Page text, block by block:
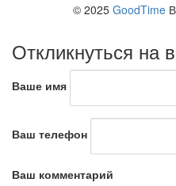
© 2025 GoodTime
Откликнуться на
Ваше имя
Ваш телефон
Ваш комментарий